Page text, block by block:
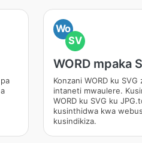
Wo
SV
WORD mpaka
Konzani WORD ku
intaneti mwaulere.
WORD ku SVG ku
kusinthidwa kwa
kusindikiza.